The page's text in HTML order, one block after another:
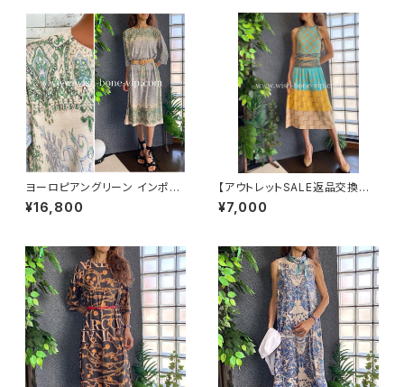
ヨーロピアングリーン インポー
トワンピース｜ストレッチジャー
ジ 七分袖ワンピース｜グリーン
¥16,800
【アウトレットSALE返品交換不
可8/20まで】ホルターネック＆
厚手ニットワンピース｜切り替え
¥7,000